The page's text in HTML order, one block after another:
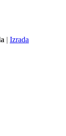
| Izrada